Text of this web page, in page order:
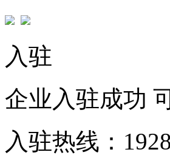
入驻
企业入驻成功
入驻热线：